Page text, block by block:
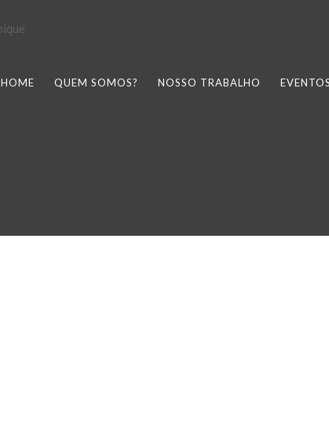
HOME QUEM SOMOS? NOSSO TRABALHO EVENTOS